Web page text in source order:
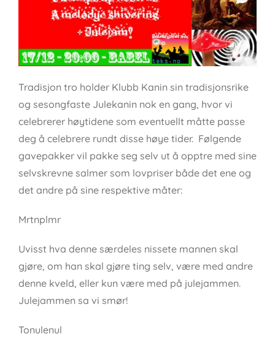
Tradisjon tro holder Klubb Kanin sin tradisjonsrike
og sesongfaste Julekanin nok en gang, hvor vi
celebrerer høytidene som eventuellt måtte passe
deg å celebrere rundt disse høye tider. Følgende
gavepakker vil pakke seg selv ut å opptre med sine
selvskrevne salmer som lovpriser både det ene og
det andre på sine respektive måter:
Mrtnplmr
Uvisst hva denne særdeles nissete mannen skal
gjøre, om han skal gjøre ting selv, være med andre
denne kveld, eller kun være med på julejammen.
Julejammen sa vi smør!
Tonulenul